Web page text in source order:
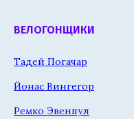
ВЕЛОГОНЩИКИ
Тадей Погачар
Йонас Вингегор
Ремко Эвенпул